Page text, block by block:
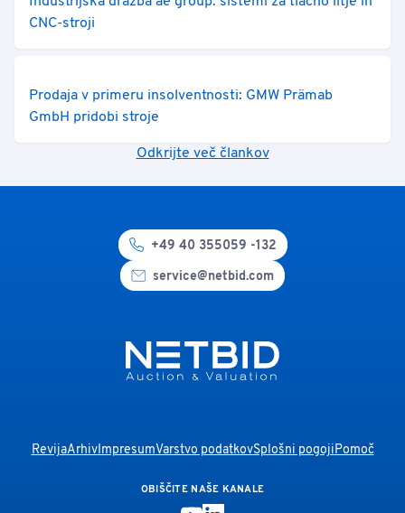
CNC-stroji
Prodaja v primeru insolventnosti: GMW Prämab
GmbH pridobi stroje
Odkrijte več člankov
+49 40 355059 -132
service@netbid.com
RevijaArhivImpresumVarstvo podatkovSplošni pogojiPomoč
OBIŠČITE NAŠE KANALE